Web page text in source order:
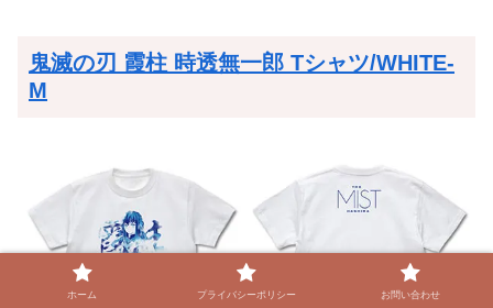
鬼滅の刃 霞柱 時透無一郎 Tシャツ/WHITE-
M
ホーム プライバシーポリシー お問い合わせ